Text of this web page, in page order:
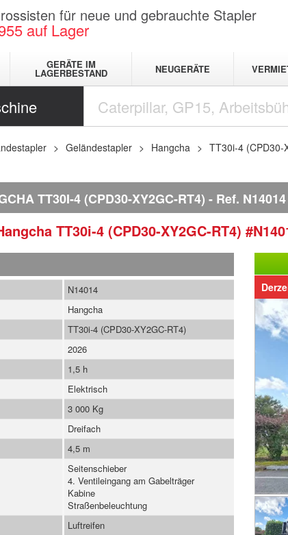
für neue und gebrauchte Stapler
auf Lager
GERÄTE IM
LAGERBESTAND NEUGERÄTE
Geländestapler Hangcha TT30i-4 (CPD30-
TT30I-4 (CPD30-XY2GC-RT4) Ref. N14014
TT30i-4 (CPD30-XY2GC-RT4)
N14014
Hangcha
TT30i-4 (CPD30-XY2GC-RT4)
2026
1,5 h
Elektrisch
3 000 Kg
Dreifach
4,5 m
Seitenschieber
4. Ventileingang am Gabelträger
Kabine
Straßenbeleuchtung
Luftreifen